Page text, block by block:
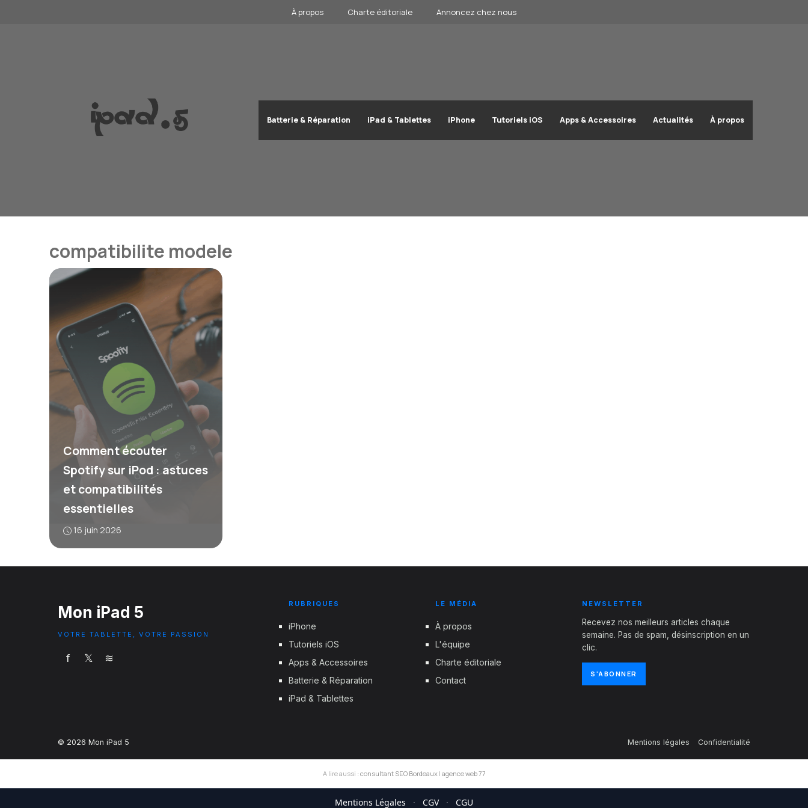
À propos Charte éditoriale Annoncez chez nous
Batterie & Réparation iPad & Tablettes iPhone Tutoriels iOS Apps & Accessoires Actualités À propos
compatibilite modele
Comment écouter
Spotify sur iPod : astuces
et compatibilités
essentielles
16 juin 2026
Mon iPad 5
VOTRE TABLETTE, VOTRE PASSION
f 𝕏 ≋
RUBRIQUES
iPhone
Tutoriels iOS
Apps & Accessoires
Batterie & Réparation
iPad & Tablettes
LE MÉDIA
À propos
L'équipe
Charte éditoriale
Contact
NEWSLETTER
Recevez nos meilleurs articles chaque
semaine. Pas de spam, désinscription en un
clic.
S'ABONNER
© 2026 Mon iPad 5 Mentions légales Confidentialité
A lire aussi : consultant SEO Bordeaux| agence web 77
Mentions Légales · CGV · CGU